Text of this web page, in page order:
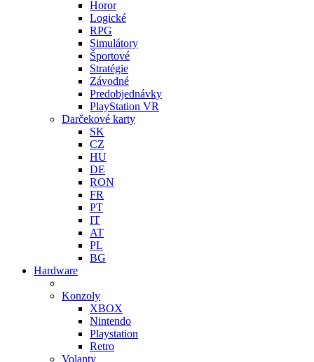
Horor
Logické
RPG
Simulátory
Športové
Stratégie
Závodné
Predobjednávky
PlayStation VR
Darčekové karty
SK
CZ
HU
DE
RON
FR
PT
IT
AT
PL
BG
Hardware
Konzoly
XBOX
Nintendo
Playstation
Retro
Volanty